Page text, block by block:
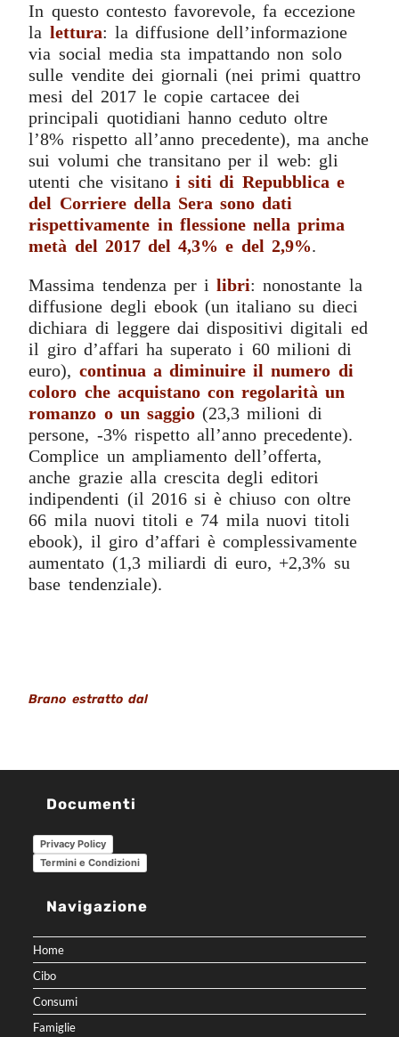
In questo contesto favorevole, fa eccezione
la lettura: la diffusione dell’informazione
via social media sta impattando non solo
sulle vendite dei giornali (nei primi quattro
mesi del 2017 le copie cartacee dei
principali quotidiani hanno ceduto oltre
l’8% rispetto all’anno precedente), ma anche
sui volumi che transitano per il web: gli
utenti che visitanoi siti di Repubblica e
del Corriere della Sera sono dati
rispettivamente in flessione nella prima
metà del 2017 del 4,3% e del 2,9%.
Massima tendenza per ilibri: nonostante la
diffusione degli ebook (un italiano su dieci
dichiara di leggere dai dispositivi digitali ed
il giro d’affari ha superato i 60 milioni di
euro), continua a diminuire il numero di
coloro che acquistano con regolarità un
romanzo o un saggio (23,3 milioni di
persone, -3% rispetto all’anno precedente).
Complice un ampliamento dell’offerta,
anche grazie alla crescita degli editori
indipendenti (il 2016 si è chiuso con oltre
66 mila nuovi titoli e 74 mila nuovi titoli
ebook), il giro d’affari è complessivamente
aumentato (1,3 miliardi di euro, +2,3% su
base tendenziale).
Brano estratto dal
Documenti
Privacy Policy
Termini e Condizioni
Navigazione
Home
Cibo
Consumi
Famiglie